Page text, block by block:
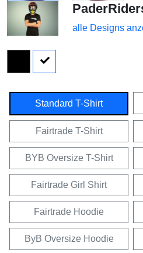
alle Designs
Standard T-Shirt
Fairtrade T-Shirt
BYB Oversize T-Shirt
Fairtrade Girl Shirt
Fairtrade Hoodie
ByB Oversize Hoodie